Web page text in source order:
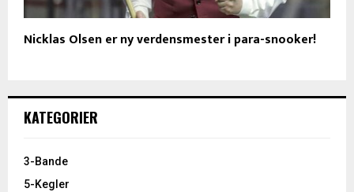
Nicklas Olsen er ny verdensmester i para-snooker!
KATEGORIER
3-Bande
5-Kegler